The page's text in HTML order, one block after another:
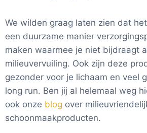
We wilden graag laten zien dat
een duurzame manier
maken waarmee je niet bijdraagt
milieuvervuiling. Ook zijn deze
gezonder voor je lichaam en veel
long run. Ben jij al helemaal weg
ook onze blog over
schoonmaakproducten.